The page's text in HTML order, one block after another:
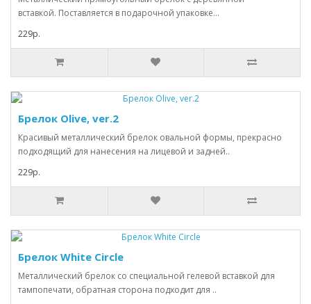
вставкой. Поставляется в подарочной упаковке...
229р.
Брелок Olive, ver.2
Красивый металлический брелок овальной формы, прекрасно
подходящий для нанесения на лицевой и задней..
229р.
Брелок White Circle
Металлический брелок со специальной гелевой вставкой для
тампопечати, обратная сторона подходит для ..